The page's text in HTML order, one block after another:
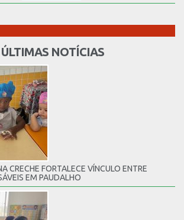
ÚLTIMAS NOTÍCIAS
CRECHE FORTALECE VÍNCULO ENTRE
EM PAUDALHO